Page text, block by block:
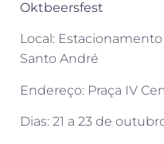
Oktbeersfest
Local:
Santo André
Endereço: Praça IV
Dias: 21 a 23 de